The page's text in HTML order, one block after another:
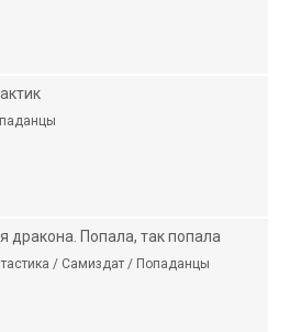
дракона. Попала, так попала
/ Самиздат / Попаданцы